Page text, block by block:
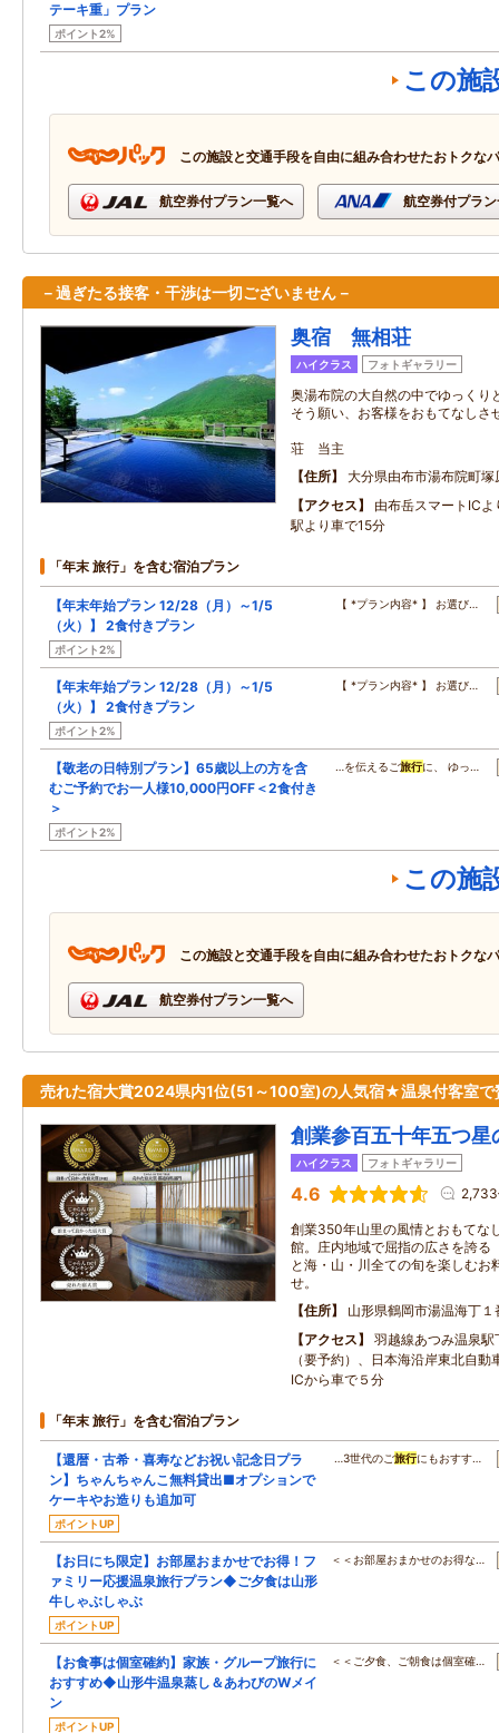
テーキ重」プラン
ポイント2%
この施
この施設と交通手段を自由に組み合わせたおトクな
航空券付プラン一覧へ 航空券付プラ
－過ぎたる接客・干渉は一切ございません－
奥宿 無相荘
ハイクラス フォトギャラリー
奥湯布院の大自然の中でゆっくり
そう願い、お客様をおもてなしさ
荘 当主
住所
大分県由布市湯布院町
アクセス
由布岳スマートIC
駅より車で15分
「年末 旅行」を含む宿泊プラン
【年末年始プラン 12/28（月）～1/5
（火）】 2食付きプラン
ポイント2%
【 *プラン内容* 】 お選び…
【年末年始プラン 12/28（月）～1/5
（火）】 2食付きプラン
ポイント2%
【 *プラン内容* 】 お選び…
【敬老の日特別プラン】65歳以上の方を含
むご予約でお一人様10,000円OFF＜2食付き
＞
ポイント2%
…を伝えるご旅行に、 ゆっ…
この施
この施設と交通手段を自由に組み合わせたおトクな
航空券付プラン一覧へ
売れた宿大賞2024県内1位(51～100室)の人気宿★温泉付客室で
創業参百五十年五つ
ハイクラス フォトギャラリー
4.6
創業350年山里の風情とおもてな
館。庄内地域で屈指の広さを誇る
と海・山・川全ての旬を楽しむお
せ。
住所
山形県鶴岡市湯温海丁１
アクセス
羽越線あつみ温泉
（要予約）、日本海沿岸東北自動
ICから車で５分
「年末 旅行」を含む宿泊プラン
【還暦・古希・喜寿などお祝い記念日プラ
ン】ちゃんちゃんこ無料貸出■オプションで
ケーキやお造りも追加可
ポイントUP
…3世代のご旅行にもおすす…
【お日にち限定】お部屋おまかせでお得！フ
ァミリー応援温泉旅行プラン◆ご夕食は山形
牛しゃぶしゃぶ
ポイントUP
＜＜お部屋おまかせのお得な…
【お食事は個室確約】家族・グループ旅行に
おすすめ◆山形牛温泉蒸し＆あわびのWメイ
ン
ポイントUP
＜＜ご夕食、ご朝食は個室確…